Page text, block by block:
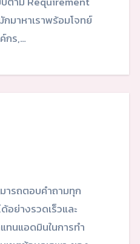
มาหาเราพร้อมโจทย์
กร,…
อย่างรวดเร็วและ
ทนแอดมินในการทำ